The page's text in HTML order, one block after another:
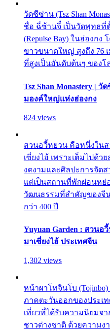
วัดซีซ่าน (Tsz Shan
ชื่อ ฉี่ซ้านจี๋ เป็นวัดพุทธที่
(Repulse Bay) ในฮ่องก
ขาวขนาดใหญ่ สูงถึง 76
ที่สูงเป็นอันดับต้นๆ ของโ
Tsz Shan Monastery |
มองค์ใหญ่แห่งฮ่องกง
824 views
สวนอวี้หยวน คือหนึ่งใน
เซี่ยงไฮ้ เพราะเต็มไปด้
งดงามและศิลปะการจัด
แต่เป็นสถานที่พักผ่อนหย่
วัฒนธรรมที่สำคัญของจี
กว่า 400 ปี
Yuyuan Garden : สวน
มาเซี่ยงไฮ้ ประเทศจีน
1,302 views
หน้าผาโทจินโบ
ภาคตะวันออกของประเ
เที่ยวที่ได้รับความนิยมจ
ชาวต่างชาติ ด้วยความ